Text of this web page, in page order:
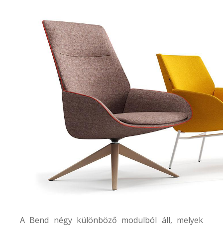
A Bend négy különböző modulból áll, melyek